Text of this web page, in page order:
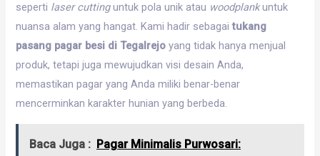
seperti laser cuttinguntuk pola unik atau woodplankuntuk
nuansa alam yang hangat. Kami hadir sebagaitukang
pasang pagar besi di Tegalrejo yang tidak hanya menjual
produk, tetapi juga mewujudkan visi desain Anda,
memastikan pagar yang Anda miliki benar-benar
mencerminkan karakter hunian yang berbeda.
Baca Juga : Pagar Minimalis Purwosari: